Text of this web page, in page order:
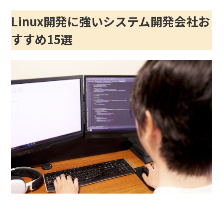
Linux開発に強いシステム開発会社お
すすめ15選